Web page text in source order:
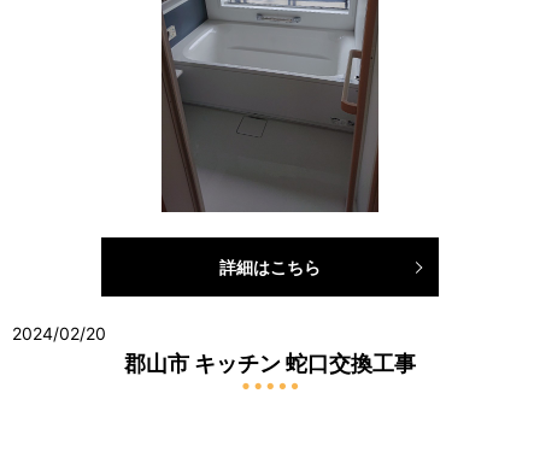
詳細はこちら
2024/02/20
郡山市 キッチン 蛇口交換工事